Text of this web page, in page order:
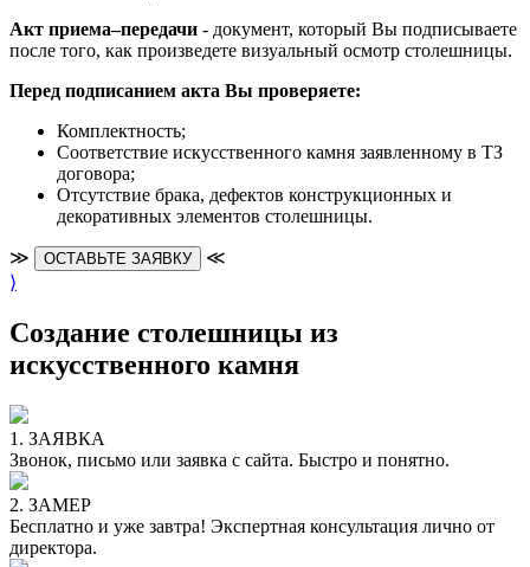
Акт приема–передачи - документ, который Вы подписываете
после того, как произведете визуальный осмотр столешницы.
Перед подписанием акта Вы проверяете:
Комплектность;
Cоответствие искусственного камня заявленному в ТЗ
договора;
Отсутствие брака, дефектов конструкционных и
декоративных элементов столешницы.
≫ ОСТАВЬТЕ ЗАЯВКУ
≪
⟩
Создание столешницы из
искусственного камня
1. ЗАЯВКА
Звонок, письмо или заявка с сайта. Быстро и понятно.
2. ЗАМЕР
Бесплатно и уже завтра! Экспертная консультация лично от
директора.